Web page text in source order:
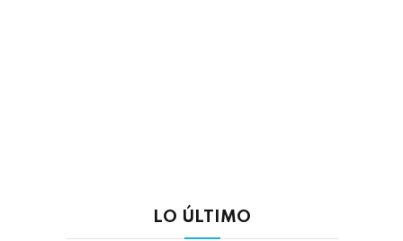
LO ÚLTIMO